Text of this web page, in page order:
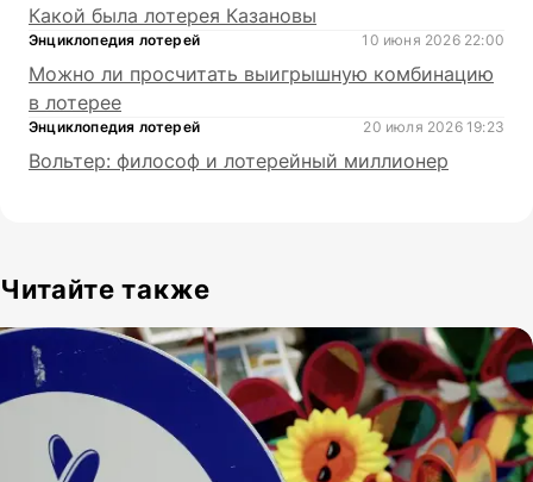
Какой была лотерея Казановы
Энциклопедия лотерей 10 июня 2026 22:00
Можно ли просчитать выигрышную комбинацию
в лотерее
Энциклопедия лотерей 20 июля 2026 19:23
Вольтер: философ и лотерейный миллионер
Читайте также